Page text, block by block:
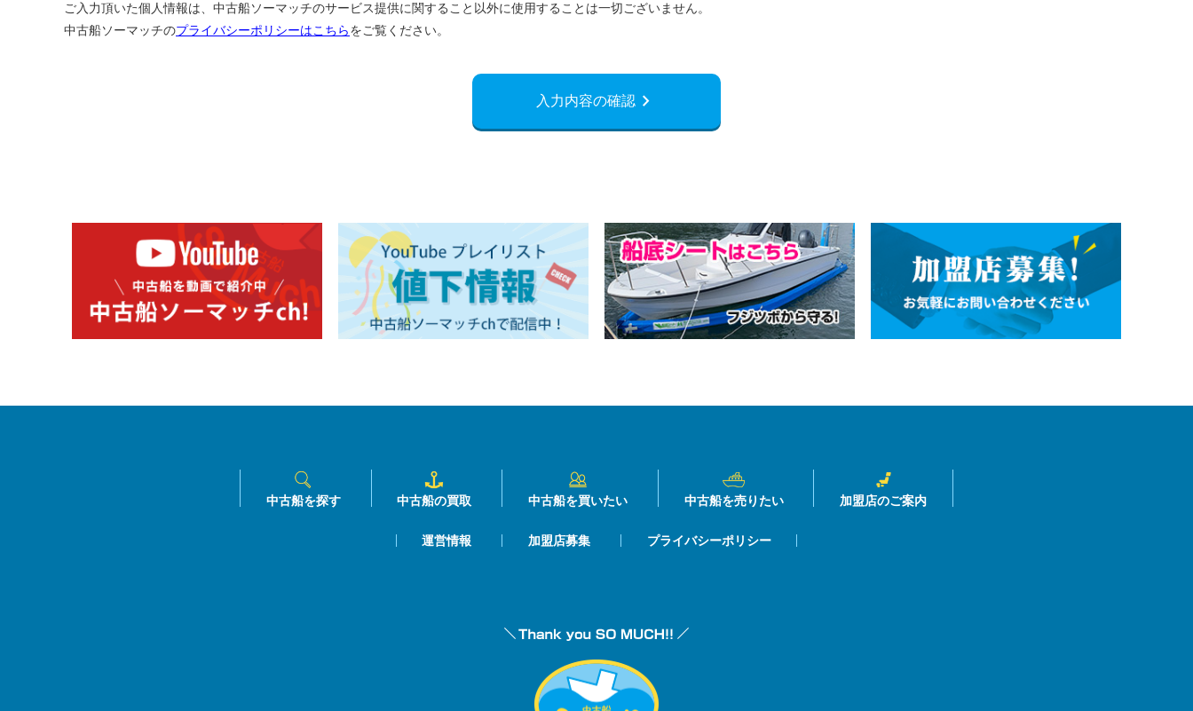
ご入力頂いた個人情報は、中古船ソーマッチのサービス提供に関すること以外に使用することは一切ございません。
中古船ソーマッチのプライバシーポリシーはこちらをご覧ください。
入力内容の確認 navigate_next
中古船を探す 中古船の買取 中古船を買いたい 中古船を売りたい 加盟店のご案内
運営情報 加盟店募集 プライバシーポリシー